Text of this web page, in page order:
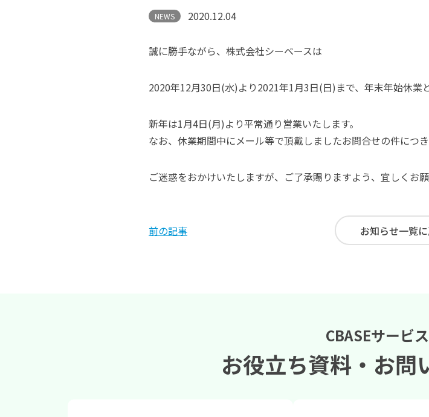
NEWS 2020.12.04
誠に勝手ながら、株式会社シーベースは
2020年12月30日(水)より2021年1月3日(日)まで、年末年始休業
新年は1月4日(月)より平常通り営業いたします。
なお、休業期間中にメール等で頂戴しましたお問合せの件につ
ご迷惑をおかけいたしますが、ご了承賜りますよう、宜しくお願
前の記事 お知らせ一覧
CBASEサービ
お役立ち資料・ お問